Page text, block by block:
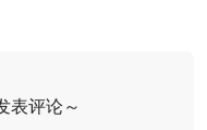
表评论～